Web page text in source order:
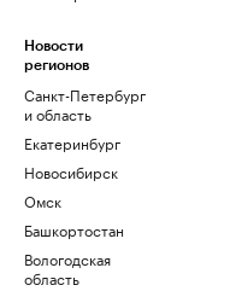
Новости
регионов
Санкт-Петербург
и область
Екатеринбург
Новосибирск
Омск
Башкортостан
Вологодская
область